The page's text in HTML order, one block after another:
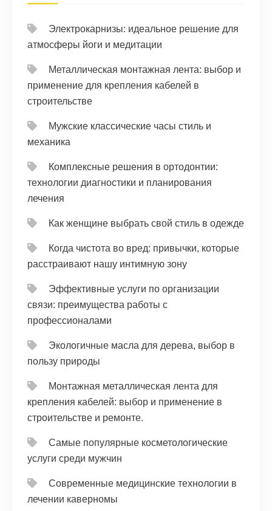
Электрокарнизы: идеальное решение для
атмосферы йоги и медитации
Металлическая монтажная лента: выбор и
применение для крепления кабелей в
строительстве
Мужские классические часы стиль и
механика
Комплексные решения в ортодонтии:
технологии диагностики и планирования
лечения
Как женщине выбрать свой стиль в одежде
Когда чистота во вред: привычки, которые
расстраивают нашу интимную зону
Эффективные услуги по организации
связи: преимущества работы с
профессионалами
Экологичные масла для дерева, выбор в
пользу природы
Монтажная металлическая лента для
крепления кабелей: выбор и применение в
строительстве и ремонте.
Самые популярные косметологические
услуги среди мужчин
Современные медицинские технологии в
лечении каверномы